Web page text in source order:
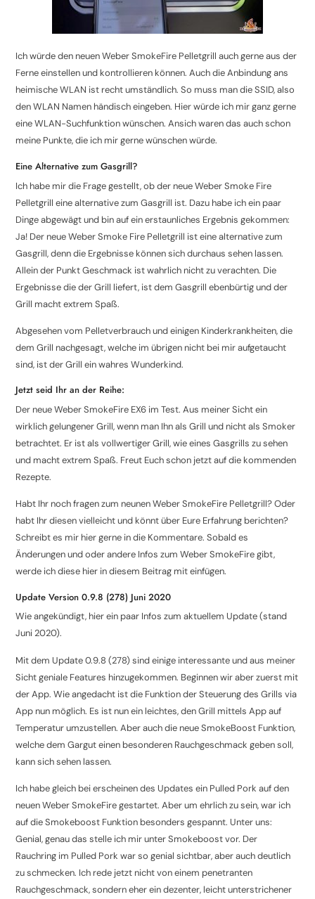
Ich würde den neuen Weber SmokeFire Pelletgrill auch gerne aus der
Ferne einstellen und kontrollieren können. Auch die Anbindung ans
heimische WLAN ist recht umständlich. So muss man die SSID, also
den WLAN Namen händisch eingeben. Hier würde ich mir ganz gerne
eine WLAN-Suchfunktion wünschen. Ansich waren das auch schon
meine Punkte, die ich mir gerne wünschen würde.
Eine Alternative zum Gasgrill?
Ich habe mir die Frage gestellt, ob der neue Weber Smoke Fire
Pelletgrill eine alternative zum Gasgrill ist. Dazu habe ich ein paar
Dinge abgewägt und bin auf ein erstaunliches Ergebnis gekommen:
Ja! Der neue Weber Smoke Fire Pelletgrill ist eine alternative zum
Gasgrill, denn die Ergebnisse können sich durchaus sehen lassen.
Allein der Punkt Geschmack ist wahrlich nicht zu verachten. Die
Ergebnisse die der Grill liefert, ist dem Gasgrill ebenbürtig und der
Grill macht extrem Spaß.
Abgesehen vom Pelletverbrauch und einigen Kinderkrankheiten, die
dem Grill nachgesagt, welche im übrigen nicht bei mir aufgetaucht
sind, ist der Grill ein wahres Wunderkind.
Jetzt seid Ihr an der Reihe:
Der neue Weber SmokeFire EX6 im Test. Aus meiner Sicht ein
wirklich gelungener Grill, wenn man Ihn als Grill und nicht als Smoker
betrachtet. Er ist als vollwertiger Grill, wie eines Gasgrills zu sehen
und macht extrem Spaß. Freut Euch schon jetzt auf die kommenden
Rezepte.
Habt Ihr noch fragen zum neunen Weber SmokeFire Pelletgrill? Oder
habt Ihr diesen vielleicht und könnt über Eure Erfahrung berichten?
Schreibt es mir hier gerne in die Kommentare. Sobald es
Änderungen und oder andere Infos zum Weber SmokeFire gibt,
werde ich diese hier in diesem Beitrag mit einfügen.
Update Version 0.9.8 (278) Juni 2020
Wie angekündigt, hier ein paar Infos zum aktuellem Update (stand
Juni 2020).
Mit dem Update 0.9.8 (278) sind einige interessante und aus meiner
Sicht geniale Features hinzugekommen. Beginnen wir aber zuerst mit
der App. Wie angedacht ist die Funktion der Steuerung des Grills via
App nun möglich. Es ist nun ein leichtes, den Grill mittels App auf
Temperatur umzustellen. Aber auch die neue SmokeBoost Funktion,
welche dem Gargut einen besonderen Rauchgeschmack geben soll,
kann sich sehen lassen.
Ich habe gleich bei erscheinen des Updates ein Pulled Pork auf den
neuen Weber SmokeFire gestartet. Aber um ehrlich zu sein, war ich
auf die Smokeboost Funktion besonders gespannt. Unter uns:
Genial, genau das stelle ich mir unter Smokeboost vor. Der
Rauchring im Pulled Pork war so genial sichtbar, aber auch deutlich
zu schmecken. Ich rede jetzt nicht von einem penetranten
Rauchgeschmack, sondern eher ein dezenter, leicht unterstrichener